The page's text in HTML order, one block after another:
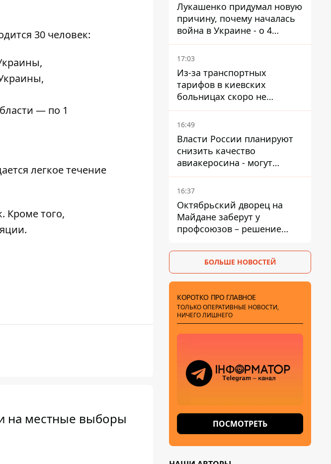
30 человек:
— по 1
легкое течение
Кроме того,
на местные выборы
Лукашенко придумал новую
причину, почему началась
война в Украине - о 4
позициях речь не идет
17:03
Из-за транспортных
тарифов в киевских
больницах скоро не
останется медсестер и
санитарок - профессор
16:49
Власти России планируют
снизить качество
авиакеросина - могут
появиться проблемы с
самолетами в Якутию
16:37
Октябрьский дворец на
Майдане заберут у
профсоюзов – решение
БОЛЬШЕ НОВОСТЕЙ
КОРОТКО ПРО ГЛАВНОЕ
ТОЛЬКО ОПЕРАТИВНЫЕ НОВОСТИ,
НИЧЕГО ЛИШНЕГО
ПОСМОТРЕТЬ